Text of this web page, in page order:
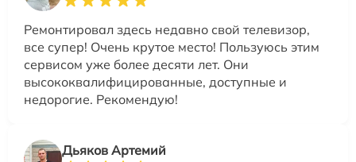
Ремонтировал здесь недавно свой телевизор,
все супер! Очень крутое место! Пользуюсь этим
сервисом уже более десяти лет. Они
высококвалифицированные, доступные и
недорогие. Рекомендую!
Дьяков Артемий